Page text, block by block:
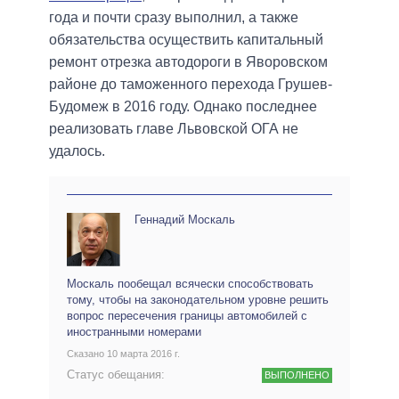
года и почти сразу выполнил, а также
обязательства осуществить капитальный
ремонт отрезка автодороги в Яворовском
районе до таможенного перехода Грушев-
Будомеж в 2016 году. Однако последнее
реализовать главе Львовской ОГА не
удалось.
Геннадий Москаль
Москаль пообещал всячески способствовать
тому, чтобы на законодательном уровне решить
вопрос пересечения границы автомобилей с
иностранными номерами
Сказано 10 марта 2016 г.
Статус обещания: ВЫПОЛНЕНО